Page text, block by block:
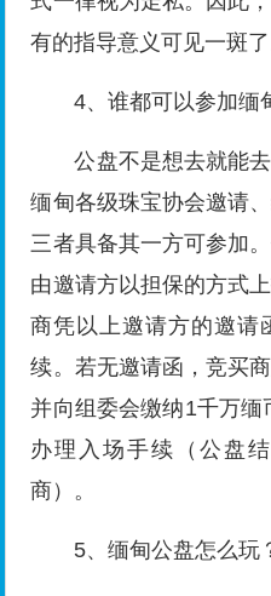
有的指导意义可见一斑了
4、谁都可以参加缅
公盘不是想去就能
缅甸各级珠宝协会邀请
三者具备其一方可参加
由邀请方以担保的方式
商凭以上邀请方的邀请
续。若无邀请函，竞买
并向组委会缴纳1千万
办理入场手续（公盘
商）。
5、缅甸公盘怎么玩